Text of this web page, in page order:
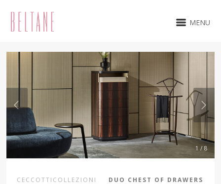
MENU
1 / 8
CECCOTTICOLLEZIONI
DUO CHEST OF DRAWERS